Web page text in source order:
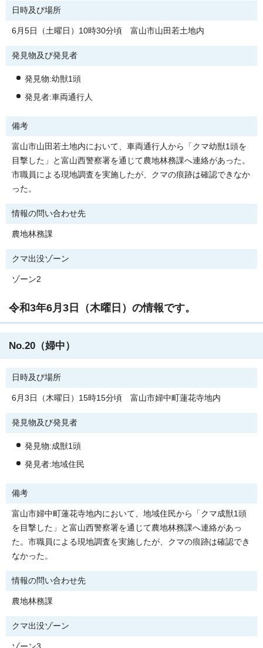
日時及び場所
6月5日（土曜日）10時30分頃 富山市山田若土地内
発見物及び発見者
発見物:幼獣1頭
発見者:車両通行人
備考
富山市山田若土地内において、車両通行人から「クマ幼獣1頭を
目撃した」と富山西警察署を通じて農地林務課へ連絡があった。
市職員による現地調査を実施したが、クマの痕跡は確認できなか
った。
情報の問い合わせ先
農地林務課
クマ出没ゾーン
ゾーン2
令和3年6月3日（木曜日）の情報です。
No.20（婦中）
日時及び場所
6月3日（木曜日）15時15分頃 富山市婦中町蓮花寺地内
発見物及び発見者
発見物:成獣1頭
発見者:地域住民
備考
富山市婦中町蓮花寺地内において、地域住民から「クマ成獣1頭
を目撃した」と富山西警察署を通じて農地林務課へ連絡があっ
た。市職員による現地調査を実施したが、クマの痕跡は確認でき
なかった。
情報の問い合わせ先
農地林務課
クマ出没ゾーン